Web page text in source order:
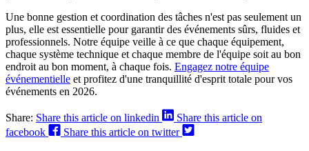
Une bonne gestion et coordination des tâches n'est pas seulement un
plus, elle est essentielle pour garantir des événements sûrs, fluides et
professionnels. Notre équipe veille à ce que chaque équipement,
chaque système technique et chaque membre de l'équipe soit au bon
endroit au bon moment, à chaque fois. Engagez notre équipe
événementielle et profitez d'une tranquillité d'esprit totale pour vos
événements en 2026.
Share: Share this article on linkedin
Share this article on
facebook
Share this article on twitter